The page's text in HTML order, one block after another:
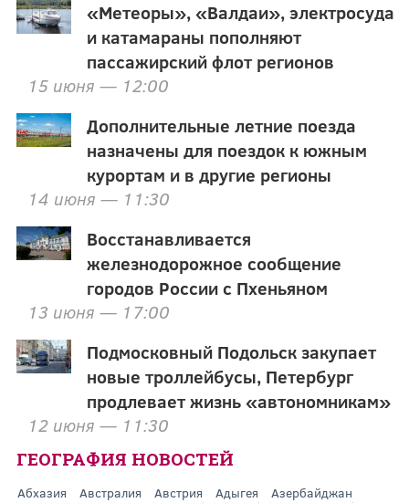
«Метеоры», «Валдаи», электросуда
и катамараны пополняют
пассажирский флот регионов
15 июня — 12:00
Дополнительные летние поезда
назначены для поездок к южным
курортам и в другие регионы
14 июня — 11:30
Восстанавливается
железнодорожное сообщение
городов России с Пхеньяном
13 июня — 17:00
Подмосковный Подольск закупает
новые троллейбусы, Петербург
продлевает жизнь «автономникам»
12 июня — 11:30
ГЕОГРАФИЯ НОВОСТЕЙ
Абхазия Австралия Австрия Адыгея
Азербайджан